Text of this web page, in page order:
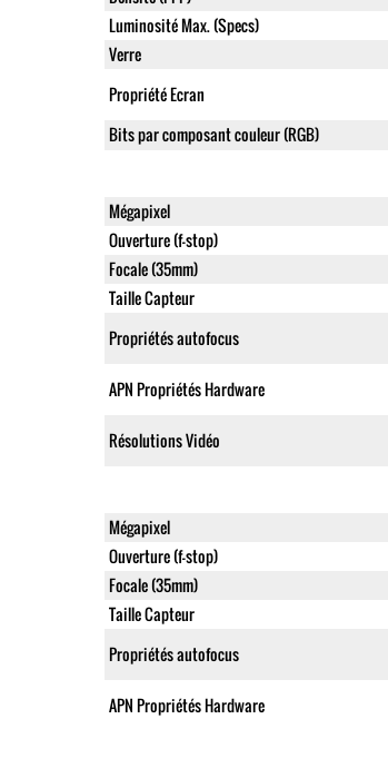
Luminosité Max. (Specs)
Verre
Propriété Ecran
Bits par composant couleur (RGB)
Mégapixel
Ouverture (f-stop)
Focale (35mm)
Taille Capteur
Propriétés autofocus
APN Propriétés Hardware
Résolutions Vidéo
Mégapixel
Ouverture (f-stop)
Focale (35mm)
Taille Capteur
Propriétés autofocus
APN Propriétés Hardware